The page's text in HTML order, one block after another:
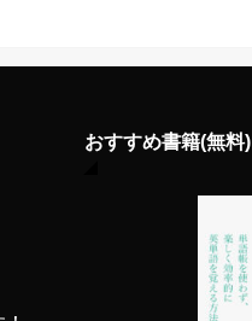
おすすめ書籍(無料)